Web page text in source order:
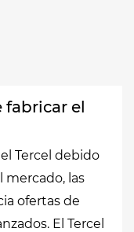
fabricar el
Tercel debido
mercado, las
ofertas de
El Tercel